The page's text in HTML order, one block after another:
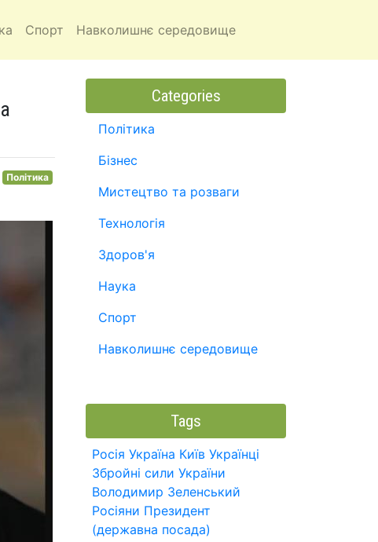
Спорт Навколишнє середовище
Політика
Categories
Політика
Бізнес
Мистецтво та розваги
Технологія
Здоров'я
Наука
Спорт
Навколишнє середовище
Tags
Росія Україна Київ Українці
Збройні сили України
Володимир Зеленський
Росіяни Президент
(державна посада)